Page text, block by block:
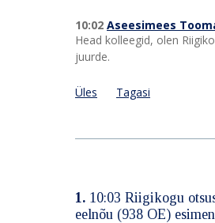
10:02 Aseesimees
Head kolleegid, olen
juurde.
Üles Tagasi
1. 10:03 Riigikogu
eelnõu (938 OE)